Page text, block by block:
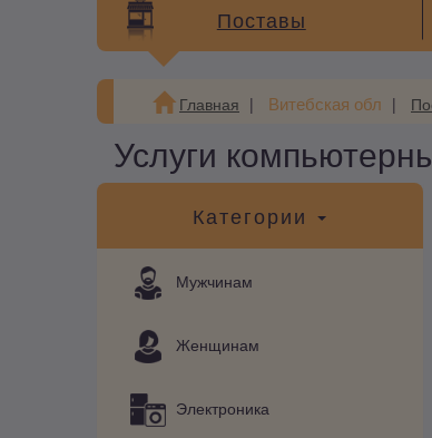
Поставы
Главная Витебская обл
Услуги
Категории
Мужчинам
Женщинам
Электроника